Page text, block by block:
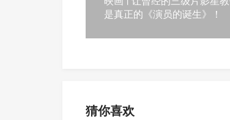
是真正的《演员的诞生》！
猜你喜欢